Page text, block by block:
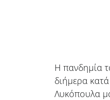
Η πανδημία
διήμερα
Λυκόπουλα